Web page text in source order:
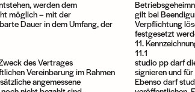
werden dem
möglich – mit der
Dauer in dem Umfang, der
des Vertrages
Vereinbarung im Rahmen
angemessene
gilt bei
Verpflichtung
festgesetzt
11.
11.1
studio pp darf
signieren und
Ebenso darf